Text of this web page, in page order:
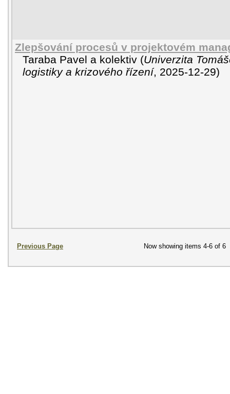
Zlepšování procesů v projektovém
Taraba Pavel a kolektiv (Univerzita
logistiky a krizového řízení, 2025-12-29)
Previous Page Now showing items 4-6 of 6